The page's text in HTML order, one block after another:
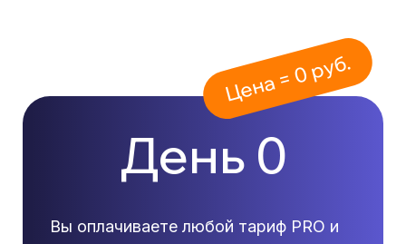
День 0
Вы оплачиваете любой тариф PRO и
Цена = 0 руб.